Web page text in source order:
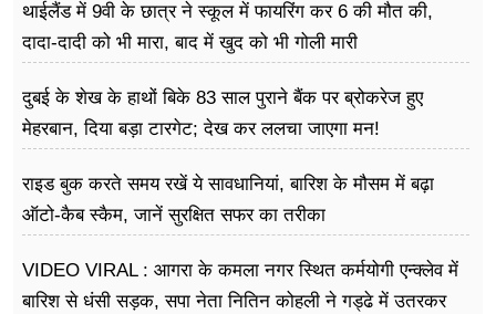
थाईलैंड में 9वी के छात्र ने स्कूल में फायरिंग कर 6 की मौत की,
दादा-दादी को भी मारा, बाद में खुद को भी गोली मारी
दुबई के शेख के हाथों बिके 83 साल पुराने बैंक पर ब्रोकरेज हुए
मेहरबान, दिया बड़ा टारगेट; देख कर ललचा जाएगा मन!
राइड बुक करते समय रखें ये सावधानियां, बारिश के मौसम में बढ़ा
ऑटो-कैब स्कैम, जानें सुरक्षित सफर का तरीका
VIDEO VIRAL : आगरा के कमला नगर स्थित कर्मयोगी एन्क्लेव में
बारिश से धंसी सड़क, सपा नेता नितिन कोहली ने गड्ढे में उतरकर